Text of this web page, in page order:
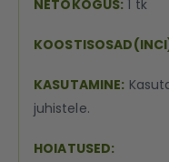
NETOKOGUS: 1 tk
KASUTAMINE:
juhistele.
HOIATUSED: